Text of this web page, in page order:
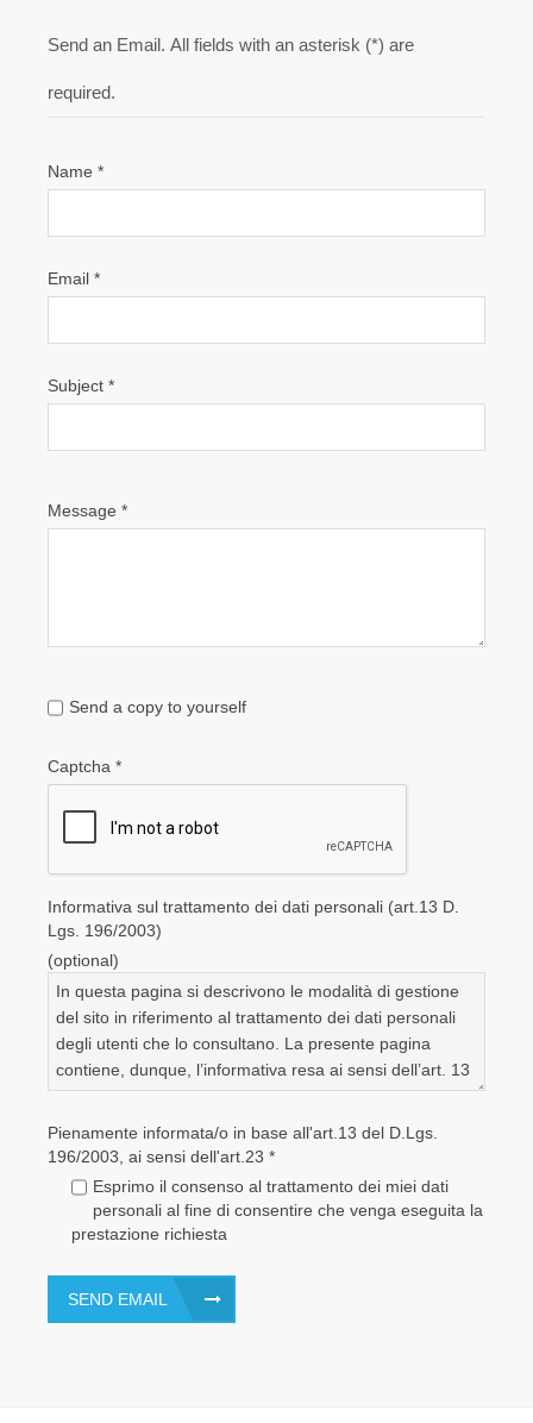
Send an Email. All fields with an asterisk (*) are
required.
Name *
Email *
Subject *
Message *
Send a copy to yourself
Captcha *
Informativa sul trattamento dei dati personali (art.13 D.
Lgs. 196/2003)
(optional)
Pienamente informata/o in base all'art.13 del D.Lgs.
196/2003, ai sensi dell'art.23 *
Esprimo il consenso al trattamento dei miei dati
personali al fine di consentire che venga eseguita la
prestazione richiesta
SEND EMAIL